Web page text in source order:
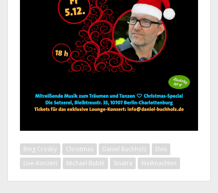
Bing Crosby Christmas Daniel Buchholz
Elvis
Live-Konzert
Michael Bublé Sinatra Weihnachten